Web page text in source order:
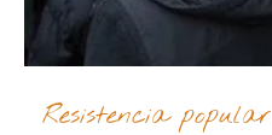
Resistencia popular